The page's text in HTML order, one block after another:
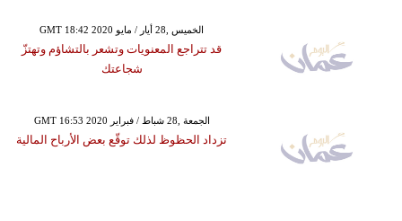
GMT 18:42 2020 الخميس ,28 أيار / مايو
قد تتراجع المعنويات وتشعر بالتشاؤم وتهتزّ
شجاعتك
GMT 16:53 2020 الجمعة ,28 شباط / فبراير
تزداد الحظوظ لذلك توقّع بعض الأرباح المالية